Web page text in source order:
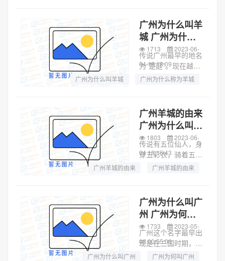
心中独一无二的荣
耀。2、作为老中轴
线上的交通命脉，那
时候每天往返于海...
广州为什么叫羊
城 广州为什么
称为羊城
传说广州最早的地名
为“楚庭”。现在越秀
山上的中山纪念碑
“古之楚亭”四字。不
少史籍将“楚庭”视为
广州的雏型，是广州
最早的称谓，...
1713
2023-06-
04 18:18:09
广州为什么叫羊城
广州为什么称为羊城
广州羊城的由来
广州为什么叫羊
城
传说有五位仙人，身
穿五彩衣，骑着五色
羊，拿着一茎六穗的
当地人民。说完后，
五只羊则变成了石
头。当地人民为纪念
五位仙人，修建了...
1803
2023-06-
04 18:16:43
广州羊城的由来
广州羊城的由来
广州为什么叫广
州 广州为何叫
广州
广州这个名字最早出
现是在三国时期，当
时的孙权为了更好的
1733
2023-05-
08 00:55:00
广州为什么叫广州
广州为何叫广州